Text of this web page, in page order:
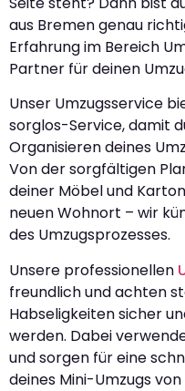
aus Bremen genau
Erfahrung im Bereich
Partner für deinen
Unser Umzugsservice
sorglos-Service, damit
Organisieren deines
Von der sorgfältigen
deiner Möbel und
neuen Wohnort – wir
des Umzugsprozesses.
Unsere professionellen
freundlich und achten
Habseligkeiten sicher
werden. Dabei
und sorgen für eine
deines Mini-Umzugs